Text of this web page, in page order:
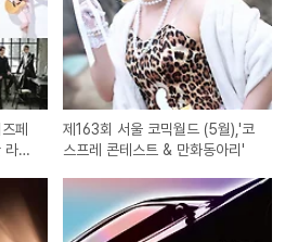
페
라인
제163회 서울 코믹월드 (5월),'코
스프레 콘테스트 & 만화동아리'